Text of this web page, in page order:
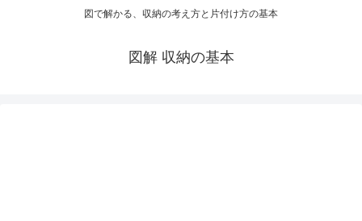
図で解かる、収納の考え方と片付け方の基本
図解 収納の基本